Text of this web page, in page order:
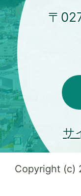
〒
サ
Copyright (c)